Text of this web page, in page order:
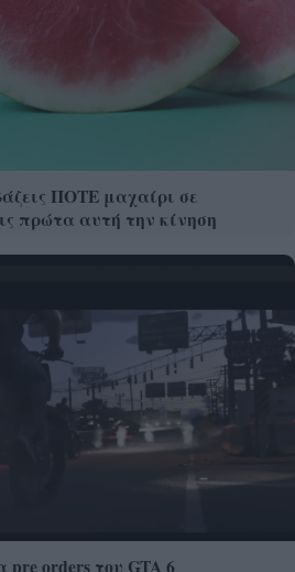
ΠΟΤΕ μαχαίρι σε
πρώτα αυτή την κίνηση
orders του GTA 6